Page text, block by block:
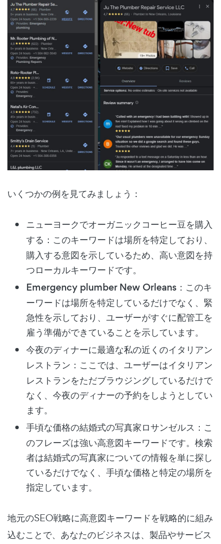
いくつかの例を見てみましょう：
ニューヨークでオーガニックコーヒー豆を購入
する ：このキーワードは場所を特定しており、
購入する意図を示しているため、高い意図を持
つローカルキーワードです。
Emergency plumber New Orleans ：このキ
ーワードは場所を特定しているだけでなく、緊
急性を示しており、ユーザーがすぐに配管工を
雇う準備ができていることを示しています。
今夜のディナーに最適な私の近くのイタリアン
レストラン ：ここでは、ユーザーはイタリアン
レストランをただブラウジングしているだけで
なく、今夜のディナーの予約をしようとしてい
ます。
手頃な価格の結婚式の写真家ロサンゼルス ：こ
のフレーズは強い高意図キーワードです。検索
者は結婚式の写真家についての情報を単に探し
ているだけでなく、手頃な価格と特定の場所を
指定しています。
地元のSEO戦略に高意図キーワードを戦略的に組み
込むことで、あなたのビジネスは、製品やサービス